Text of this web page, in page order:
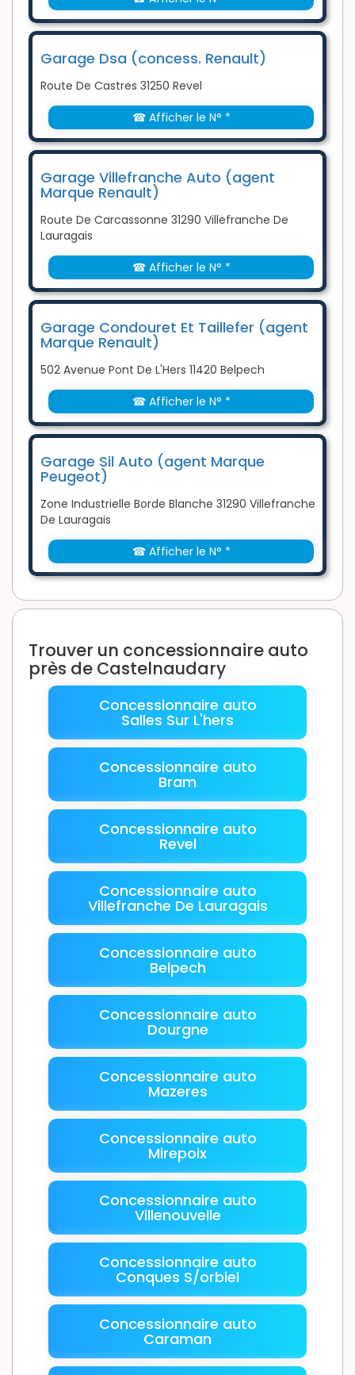
Garage Dsa (concess. Renault)
Route De Castres 31250 Revel
☎ Afficher le N° *
Garage Villefranche Auto (agent
Marque Renault)
Route De Carcassonne 31290 Villefranche De
Lauragais
☎ Afficher le N° *
Garage Condouret Et Taillefer (agent
Marque Renault)
502 Avenue Pont De L'Hers 11420 Belpech
☎ Afficher le N° *
Garage Sil Auto (agent Marque
Peugeot)
Zone Industrielle Borde Blanche 31290 Villefranche
De Lauragais
☎ Afficher le N° *
Trouver un concessionnaire auto
près de Castelnaudary
Concessionnaire auto
Salles Sur L'hers
Concessionnaire auto
Bram
Concessionnaire auto
Revel
Concessionnaire auto
Villefranche De Lauragais
Concessionnaire auto
Belpech
Concessionnaire auto
Dourgne
Concessionnaire auto
Mazeres
Concessionnaire auto
Mirepoix
Concessionnaire auto
Villenouvelle
Concessionnaire auto
Conques S/orbiel
Concessionnaire auto
Caraman